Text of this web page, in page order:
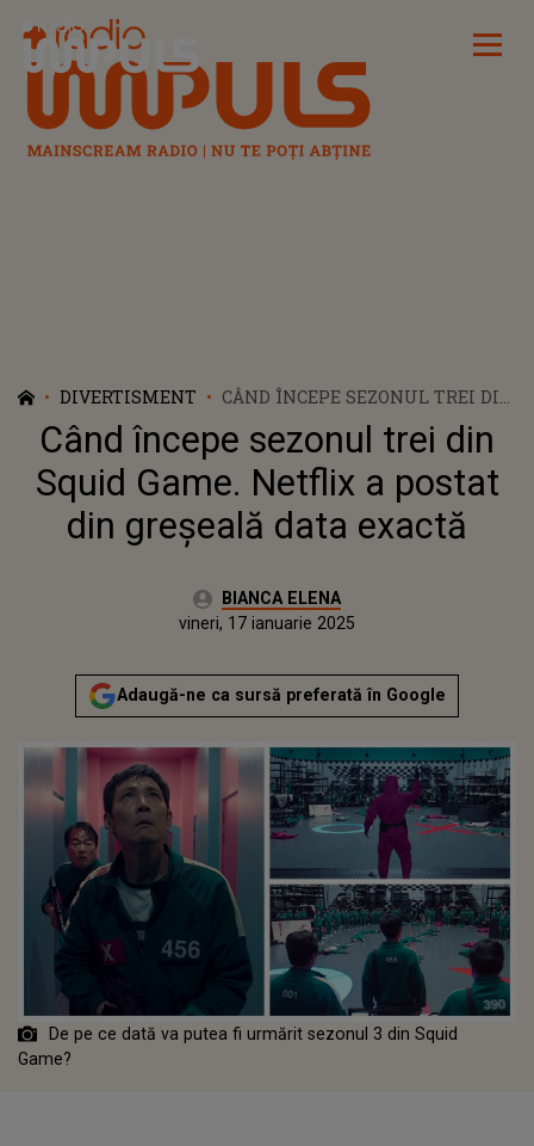
Radio Impuls
DIVERTISMENT
CÂND ÎNCEPE SEZONUL TREI DIN
SQUID GAME. NETFLIX A POSTAT
DIN GREȘEALĂ DATA EXACTĂ
Când începe sezonul trei din
Squid Game. Netflix a postat
din greșeală data exactă
Autor:BIANCA ELENA
vineri, 17 ianuarie 2025Actualizat:
vineri, 17 ianuarie 2025
Adaugă-ne ca sursă preferată în Google
De pe ce dată va putea fi urmărit sezonul 3 din Squid
Game?